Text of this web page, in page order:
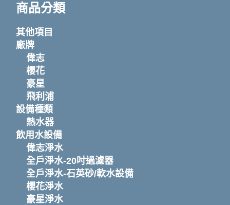
商品分類
其他項目
廠牌
偉志
櫻花
豪星
飛利浦
設備種類
熱水器
飲用水設備
偉志淨水
全戶淨水-20吋過濾器
全戶淨水-石英砂/軟水設備
櫻花淨水
豪星淨水